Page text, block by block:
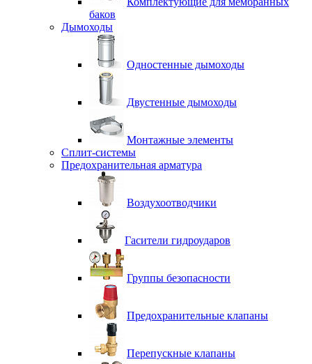
баков
Дымоходы
Одностенные дымоходы
Двустенные дымоходы
Монтажные элементы
Сплит-системы
Предохранительная арматура
Воздухоотводчики
Гасители гидроударов
Группы безопасности
Предохранительные клапаны
Перепускные клапаны